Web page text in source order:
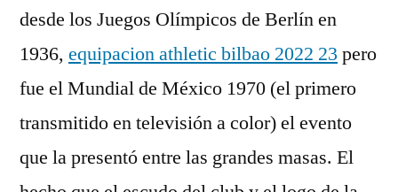
desde los Juegos Olímpicos de Berlín en
1936, equipacion athletic bilbao 2022 23 pero
fue el Mundial de México 1970 (el primero
transmitido en televisión a color) el evento
que la presentó entre las grandes masas. El